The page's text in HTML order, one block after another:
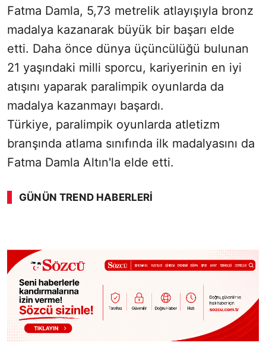
Fatma Damla, 5,73 metrelik atlayışıyla bronz
madalya kazanarak büyük bir başarı elde
etti. Daha önce dünya üçüncülüğü bulunan
21 yaşındaki milli sporcu, kariyerinin en iyi
atışını yaparak paralimpik oyunlarda da
madalya kazanmayı başardı.
Türkiye, paralimpik oyunlarda atletizm
branşında atlama sınıfında ilk madalyasını da
Fatma Damla Altın'la elde etti.
GÜNÜN TREND HABERLERI